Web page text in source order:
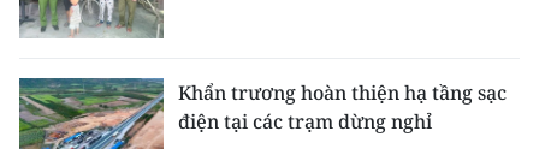
Khẩn trương hoàn thiện hạ tầng sạc
điện tại các trạm dừng nghỉ